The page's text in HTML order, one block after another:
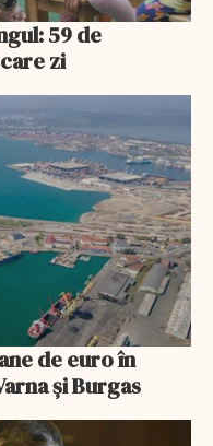
59 de
zi
de euro în
și Burgas